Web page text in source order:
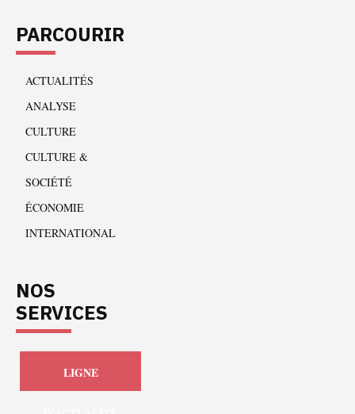
PARCOURIR
ACTUALITÉS
ANALYSE
CULTURE
CULTURE &
SOCIÉTÉ
ÉCONOMIE
INTERNATIONAL
NOS
SERVICES
LIGNE